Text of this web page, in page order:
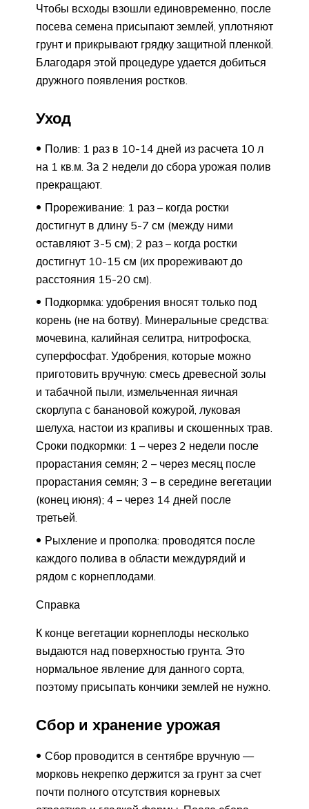
Чтобы всходы взошли единовременно, после
посева семена присыпают землей, уплотняют
грунт и прикрывают грядку защитной пленкой.
Благодаря этой процедуре удается добиться
дружного появления ростков.
Уход
Полив: 1 раз в 10-14 дней из расчета 10 л
на 1 кв.м. За 2 недели до сбора урожая полив
прекращают.
Прореживание: 1 раз – когда ростки
достигнут в длину 5-7 см (между ними
оставляют 3-5 см); 2 раз – когда ростки
достигнут 10-15 см (их прореживают до
расстояния 15-20 см).
Подкормка: удобрения вносят только под
корень (не на ботву). Минеральные средства:
мочевина, калийная селитра, нитрофоска,
суперфосфат. Удобрения, которые можно
приготовить вручную: смесь древесной золы
и табачной пыли, измельченная яичная
скорлупа с банановой кожурой, луковая
шелуха, настои из крапивы и скошенных трав.
Сроки подкормки: 1 – через 2 недели после
прорастания семян; 2 – через месяц после
прорастания семян; 3 – в середине вегетации
(конец июня); 4 – через 14 дней после
третьей.
Рыхление и прополка: проводятся после
каждого полива в области междурядий и
рядом с корнеплодами.
Справка
К конце вегетации корнеплоды несколько
выдаются над поверхностью грунта. Это
нормальное явление для данного сорта,
поэтому присыпать кончики землей не нужно.
Сбор и хранение урожая
Сбор проводится в сентябре вручную —
морковь некрепко держится за грунт за счет
почти полного отсутствия корневых